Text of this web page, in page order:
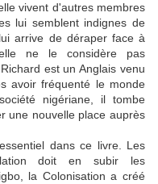
vivent d'autres membres
lui semblent indignes de
arrive de déraper face à
ne le considère pas
est un Anglais venu
avoir fréquenté le monde
nigériane, il tombe
une nouvelle place auprès
dans ce livre. Les
doit en subir les
la Colonisation a créé